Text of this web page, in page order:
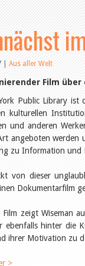
|Aus aller Welt
Film über
Public Library
kulturellen
und anderen
angeboten werden
zu Information und
von dieser
Dokumentarfilm
Film zeigt Wiseman
ebenfalls hinter die
ihrer Motivation zu
>